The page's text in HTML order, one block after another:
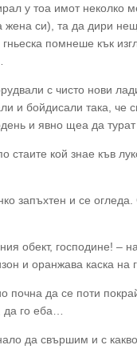
у тоа имот неколко
жена си), та да дири
помнеше кък
с чисто нови
и бойдисали така,
и явно щеа да турат
стаите кой знае къв
запъхтен и се
обект, господине!
и оранжава каска на
да се поти
го еба…
да свършим и с